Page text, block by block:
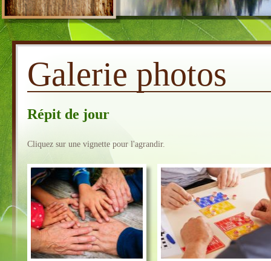
Galerie photos
Répit de jour
Cliquez sur une vignette pour l'agrandir.